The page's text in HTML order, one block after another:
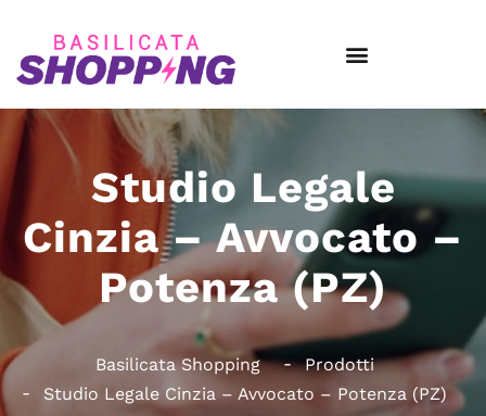
Studio Legale
Cinzia – Avvocato –
Potenza (PZ)
Basilicata Shopping
Prodotti
Studio Legale Cinzia – Avvocato – Potenza (PZ)